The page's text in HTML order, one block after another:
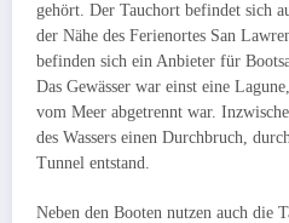
gehört. Der Tauchort befindet sich
der Nähe des Ferienortes San
befinden sich ein Anbieter für
Das Gewässer war einst eine
vom Meer abgetrennt war.
des Wassers einen Durchbruch,
Tunnel entstand.
Neben den Booten nutzen auch die